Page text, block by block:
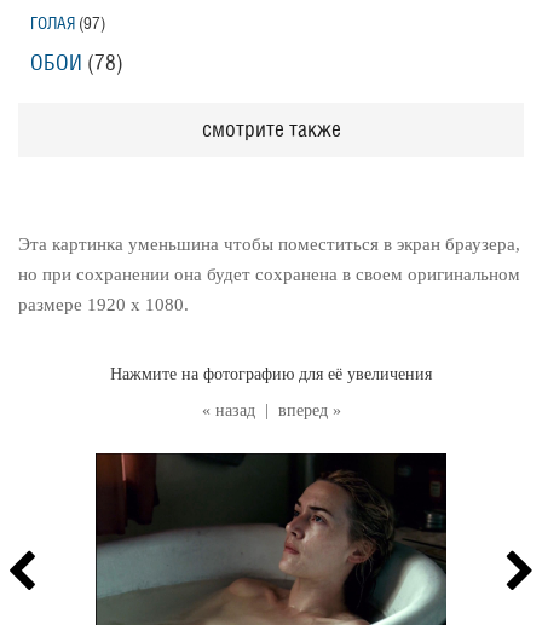
« назад вперед »
Нажмите на фотографию для её увеличения
Эта картинка уменьшина чтобы поместиться в экран браузера,
но при сохранении она будет сохранена в своем оригинальном
размере 1920 x 1080.
ГОЛАЯ (97)
ОБОИ (78)
смотрите также